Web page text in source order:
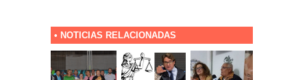
• NOTICIAS RELACIONADAS